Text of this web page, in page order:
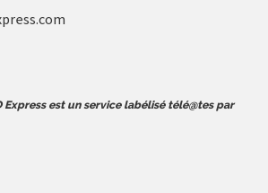
Express est un service labélisé télé@tes par